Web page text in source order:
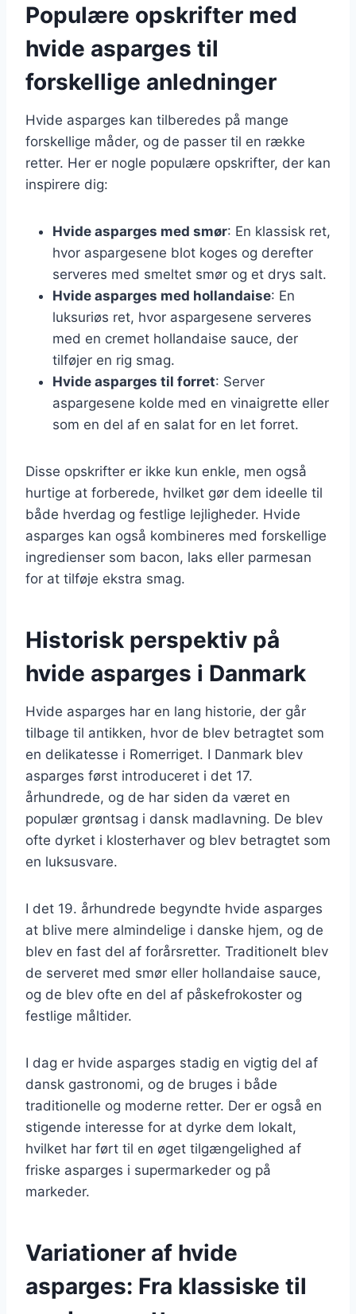
Populære opskrifter med
hvide asparges til
forskellige anledninger
Hvide asparges kan tilberedes på mange
forskellige måder, og de passer til en række
retter. Her er nogle populære opskrifter, der kan
inspirere dig:
Hvide asparges med smør: En klassisk ret,
hvor aspargesene blot koges og derefter
serveres med smeltet smør og et drys salt.
Hvide asparges med hollandaise: En
luksuriøs ret, hvor aspargesene serveres
med en cremet hollandaise sauce, der
tilføjer en rig smag.
Hvide asparges til forret: Server
aspargesene kolde med en vinaigrette eller
som en del af en salat for en let forret.
Disse opskrifter er ikke kun enkle, men også
hurtige at forberede, hvilket gør dem ideelle til
både hverdag og festlige lejligheder. Hvide
asparges kan også kombineres med forskellige
ingredienser som bacon, laks eller parmesan
for at tilføje ekstra smag.
Historisk perspektiv på
hvide asparges i Danmark
Hvide asparges har en lang historie, der går
tilbage til antikken, hvor de blev betragtet som
en delikatesse i Romerriget. I Danmark blev
asparges først introduceret i det 17.
århundrede, og de har siden da været en
populær grøntsag i dansk madlavning. De blev
ofte dyrket i klosterhaver og blev betragtet som
en luksusvare.
I det 19. århundrede begyndte hvide asparges
at blive mere almindelige i danske hjem, og de
blev en fast del af forårsretter. Traditionelt blev
de serveret med smør eller hollandaise sauce,
og de blev ofte en del af påskefrokoster og
festlige måltider.
I dag er hvide asparges stadig en vigtig del af
dansk gastronomi, og de bruges i både
traditionelle og moderne retter. Der er også en
stigende interesse for at dyrke dem lokalt,
hvilket har ført til en øget tilgængelighed af
friske asparges i supermarkeder og på
markeder.
Variationer af hvide
asparges: Fra klassiske til